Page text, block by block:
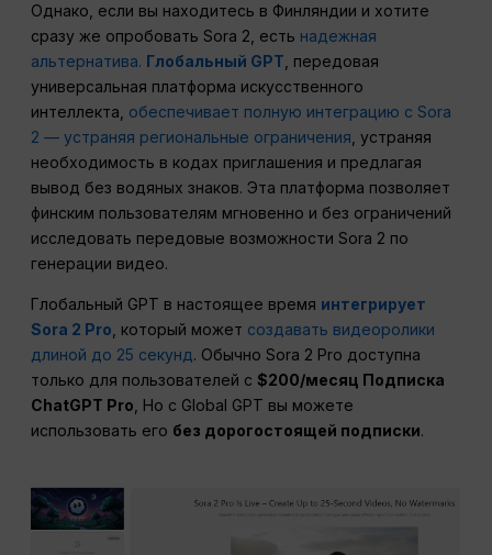
Однако, если вы находитесь в Финляндии и хотите
сразу же опробовать Sora 2, есть надежная
альтернатива. Глобальный GPT , передовая
универсальная платформа искусственного
интеллекта, обеспечивает полную интеграцию с Sora
2 — устраняя региональные ограничения , устраняя
необходимость в кодах приглашения и предлагая
вывод без водяных знаков. Эта платформа позволяет
финским пользователям мгновенно и без ограничений
исследовать передовые возможности Sora 2 по
генерации видео.
Глобальный GPT в настоящее время интегрирует
Sora 2 Pro, который может создавать видеоролики
длиной до 25 секунд. Обычно Sora 2 Pro доступна
только для пользователей с$200/месяц Подписка
ChatGPT Pro, Но с Global GPT вы можете
использовать его без дорогостоящей подписки.